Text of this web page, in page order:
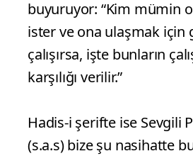
buyuruyor: “Kim mümin
ister ve ona ulaşmak için
çalışırsa, işte bunların
karşılığı verilir.”
Hadis-i şerifte ise Sevgili
(s.a.s) bize şu nasihatte